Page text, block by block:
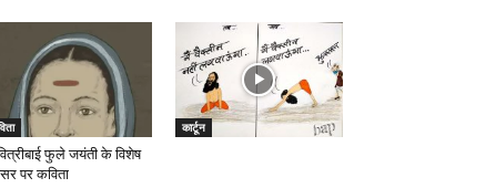
फुले जयंती के विशेष
पर कविता
कार्टून